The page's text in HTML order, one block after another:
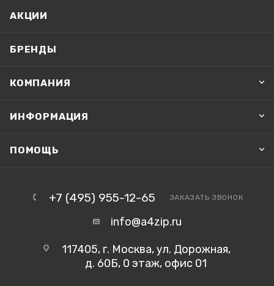
АКЦИИ
БРЕНДЫ
КОМПАНИЯ
ИНФОРМАЦИЯ
ПОМОЩЬ
+7 (495) 955-12-65 ЗАКАЗАТЬ ЗВОНОК
info@a4zip.ru
117405, г. Москва, ул. Дорожная,
д. 60Б, 0 этаж, офис 01